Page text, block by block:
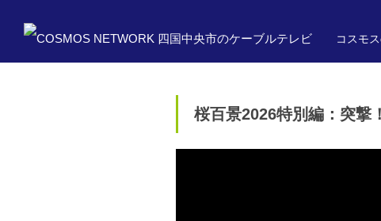
コスモ
桜百景2026特別編：突